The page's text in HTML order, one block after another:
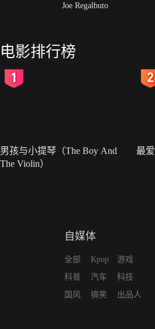
Joe Regalbuto
电影排行榜
男孩与小提琴（The Boy And
The Violin）
最爱
自媒体
全部
科普
国风
Kpop
汽车
搞笑
游戏
科技
出品人